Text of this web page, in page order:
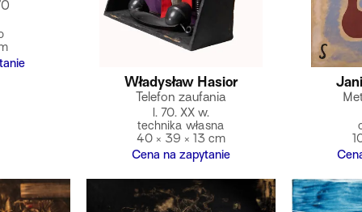
Władysław Hasior
Telefon zaufania
l. 70. XX w.
technika własna
40 × 39 × 13 cm
Cena na zapytanie